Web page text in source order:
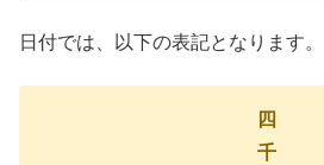
日付では、以下の表記となります。
四
千